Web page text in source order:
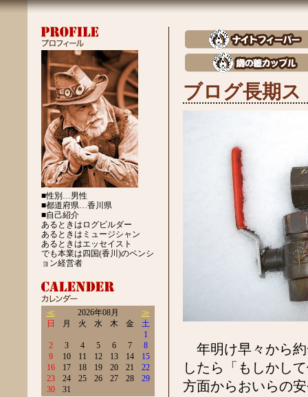
■性別…男性
■都道府県…香川県
■自己紹介
あるときはログビルダー
あるときはミュージシャン
あるときはエッセイスト
でも本業は四国(香川)のペンシ
ョン経営者
≪ 2026年08月
≫
日
月 火 水 木 金
土
1
2
3 4 5 6 7
8
9
10 11 12 13 14
15
16
17 18 19 20 21
22
23
24 25 26 27 28
29
30
31
ブログ長期
年明け早々から約
したら「もしかし
方面からおいらの